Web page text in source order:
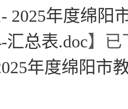
2025年度绵阳
汇总表.doc】已
年度绵阳市